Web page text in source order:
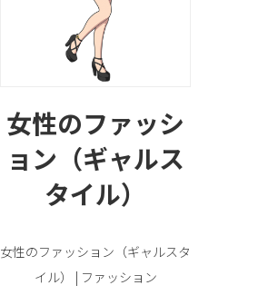
女性のファッシ
ョン（ギャルス
タイル）
女性のファッション（ギャルスタ
イル） | ファッション